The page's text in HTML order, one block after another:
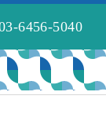
6456-5040